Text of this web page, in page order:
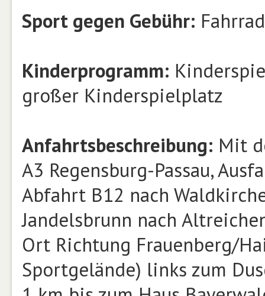
Sport gegen Gebühr:
Kinderprogramm:
großer Kinderspielplatz
Anfahrtsbeschreibung: Mit
A3 Regensburg-Passau,
Abfahrt B12 nach
Jandelsbrunn nach
Ort Richtung Frauenberg/
Sportgelände) links zum